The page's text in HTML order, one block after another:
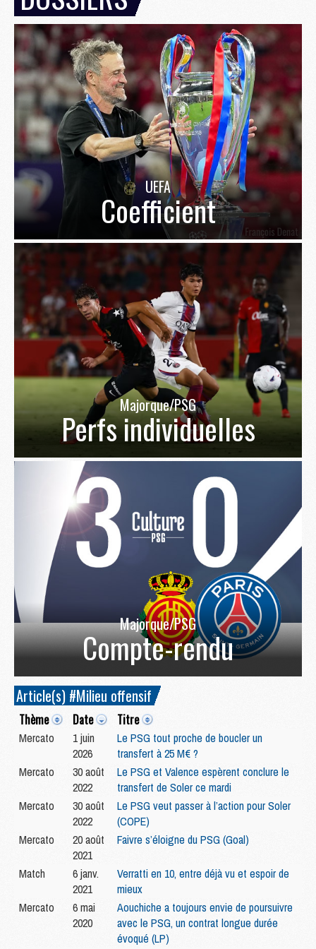
UEFA
Coefficient
Majorque/PSG
Perfs individuelles
Majorque/PSG
Compte-rendu
Article(s) #Milieu offensif
Thème Date Titre
Mercato
1 juin
2026
Le PSG tout proche de boucler un
transfert à 25 M€ ?
Mercato
30 août
2022
Le PSG et Valence espèrent conclure le
transfert de Soler ce mardi
Mercato
30 août
2022
Le PSG veut passer à l’action pour Soler
(COPE)
Mercato
20 août
2021
Faivre s’éloigne du PSG (Goal)
Match
6 janv.
2021
Verratti en 10, entre déjà vu et espoir de
mieux
Mercato
6 mai
2020
Aouchiche a toujours envie de poursuivre
avec le PSG, un contrat longue durée
évoqué (LP)